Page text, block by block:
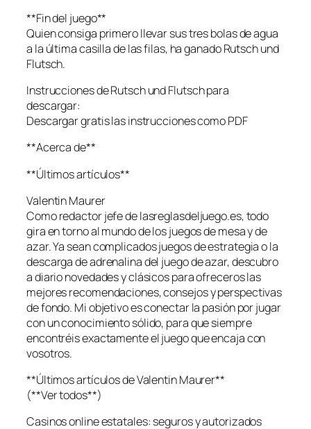
**Fin del juego**
Quien consiga primero llevar sus tres bolas de agua
a la última casilla de las filas, ha ganado Rutsch und
Flutsch.
Instrucciones de Rutsch und Flutsch para
descargar:
Descargar gratis las instrucciones como PDF
**Acerca de**
**Últimos artículos**
Valentin Maurer
Como redactor jefe de lasreglasdeljuego.es, todo
gira en torno al mundo de los juegos de mesa y de
azar. Ya sean complicados juegos de estrategia o la
descarga de adrenalina del juego de azar, descubro
a diario novedades y clásicos para ofreceros las
mejores recomendaciones, consejos y perspectivas
de fondo. Mi objetivo es conectar la pasión por jugar
con un conocimiento sólido, para que siempre
encontréis exactamente el juego que encaja con
vosotros.
**Últimos artículos de Valentin Maurer**
(**Ver todos**)
Casinos online estatales: seguros y autorizados